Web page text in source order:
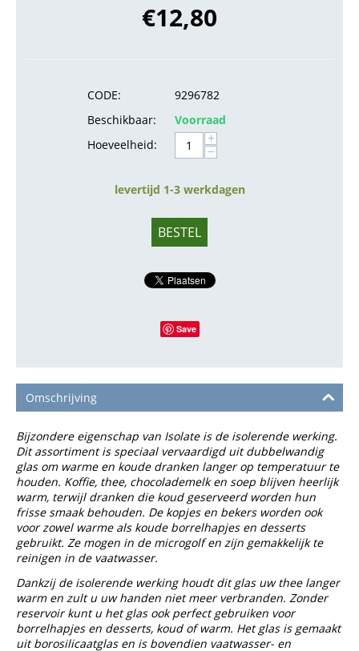
€12,80
CODE:
9296782
Beschikbaar:
Voorraad
Hoeveelheid:
+
−
levertijd 1-3 werkdagen
BESTEL
Save
Omschrijving
Bijzondere eigenschap van Isolate is de isolerende werking.
Dit assortiment is speciaal vervaardigd uit dubbelwandig
glas om warme en koude dranken langer op temperatuur te
houden. Koffie, thee, chocolademelk en soep blijven heerlijk
warm, terwijl dranken die koud geserveerd worden hun
frisse smaak behouden. De kopjes en bekers worden ook
voor zowel warme als koude borrelhapjes en desserts
gebruikt. Ze mogen in de microgolf en zijn gemakkelijk te
reinigen in de vaatwasser.
Dankzij de isolerende werking houdt dit glas uw thee langer
warm en zult u uw handen niet meer verbranden. Zonder
reservoir kunt u het glas ook perfect gebruiken voor
borrelhapjes en desserts, koud of warm. Het glas is gemaakt
uit borosilicaatglas en is bovendien vaatwasser- en